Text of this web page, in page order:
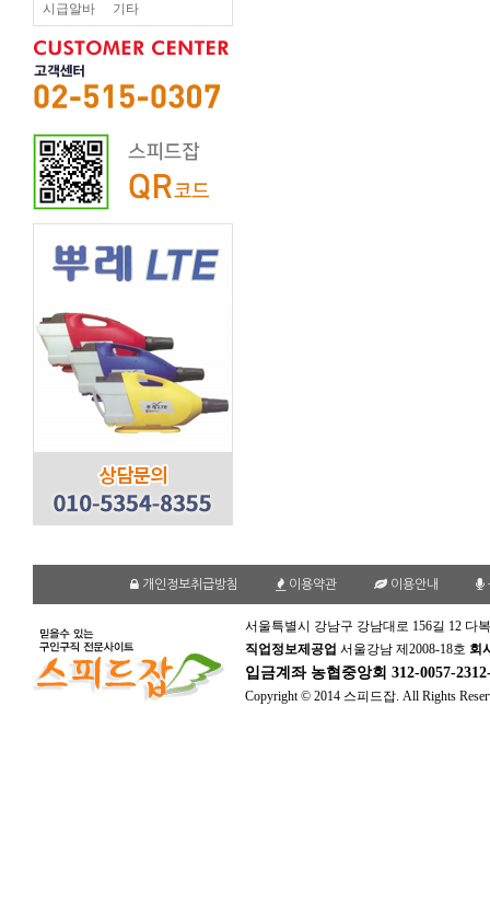
시급알바 기타
개인정보취급방침 이용약관 이용안내
서울특별시 강남구 강남대로 156길 12 다
직업정보제공업 서울강남 제2008-18호 회
입금계좌 농협중앙회 312-0057-
Copyright © 2014 스피드잡. All Rights